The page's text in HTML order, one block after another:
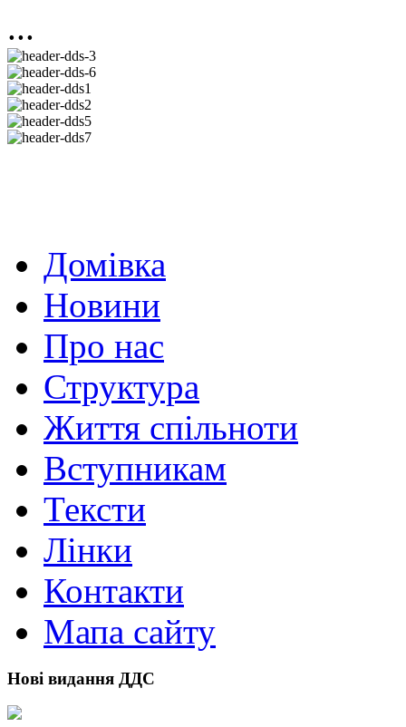
...
Домівка
Новини
Про нас
Структура
Життя спільноти
Вступникам
Тексти
Лінки
Контакти
Мапа сайту
Нові видання ДДС